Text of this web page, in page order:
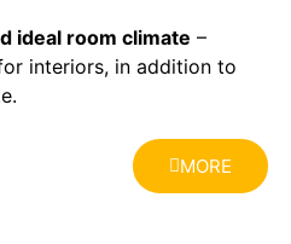
ideal room climate –
interiors, in addition to
MORE